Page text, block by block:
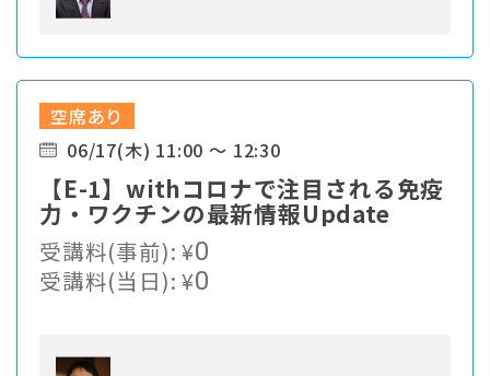
空席あり
06/17(木) 11:00 ～ 12:30
【E-1】withコロナで注目される免疫
力・ワクチンの最新情報Update
受講料(事前):¥0
受講料(当日):¥0